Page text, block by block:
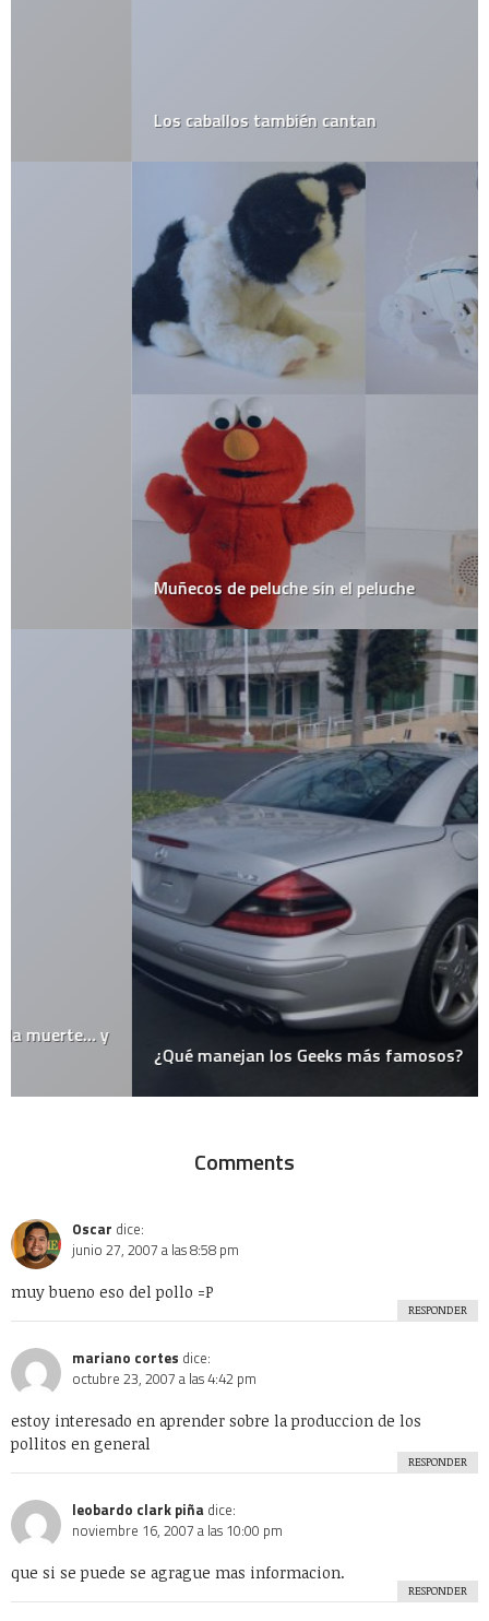
Los caballos también cantan
Muñecos de peluche sin el peluche
¿Qué manejan los Geeks más famosos?
Comments
Oscar dice:
junio 27, 2007 a las 8:58 pm
muy bueno eso del pollo =P
RESPONDER
mariano cortes dice:
octubre 23, 2007 a las 4:42 pm
estoy interesado en aprender sobre la produccion de los
pollitos en general
RESPONDER
leobardo clark piña dice:
noviembre 16, 2007 a las 10:00 pm
que si se puede se agrague mas informacion.
RESPONDER